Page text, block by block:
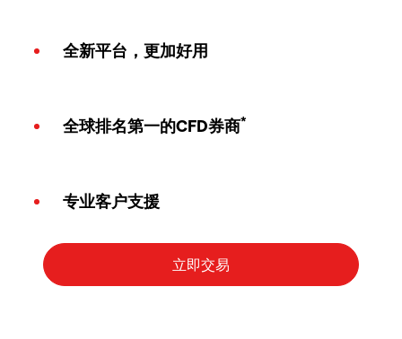
全新平台，更加好用
全球排名第一的CFD券商*
专业客户支援